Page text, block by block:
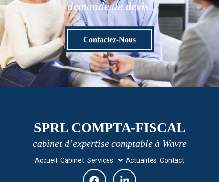
demande de devis.
Contactez-Nous
SPRL COMPTA-FISCAL
cabinet d’expertise comptable à Wavre
Accueil Cabinet Services Actualités Contact